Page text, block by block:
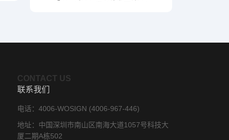
CONTACT US
联系我们
电话：4006-WOSIGN (4006-967-446)
地址：中国深圳市南山区南海大道1057号科技大
厦二期A栋502